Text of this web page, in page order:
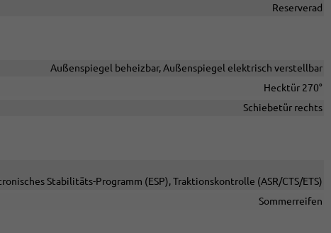
Reserverad
Außenspiegel beheizbar, Außenspiegel elektrisch verstellbar
Hecktür 270°
Schiebetür rechts
Stabilitäts-Programm (ESP), Traktionskontrolle (ASR/CTS/ETS)
Sommerreifen